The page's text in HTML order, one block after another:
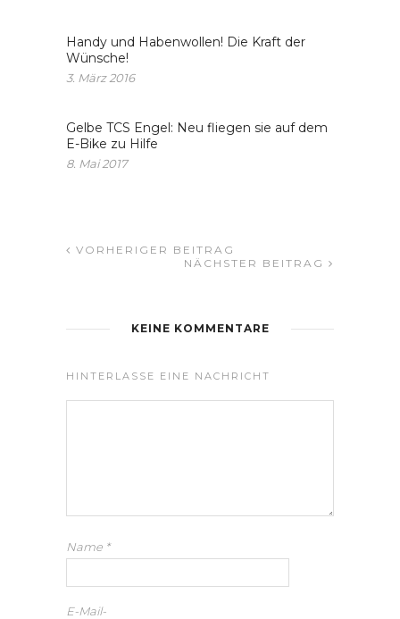
Handy und Habenwollen! Die Kraft der
Wünsche!
3. März 2016
Gelbe TCS Engel: Neu fliegen sie auf dem
E-Bike zu Hilfe
8. Mai 2017
VORHERIGER BEITRAG
NÄCHSTER BEITRAG
KEINE KOMMENTARE
HINTERLASSE EINE NACHRICHT
Name *
E-Mail-